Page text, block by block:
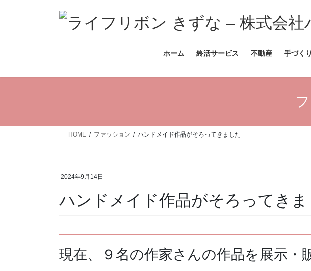
ス
ン
ホーム 終活サービス 不動産 手づく
HOME ファッション ハンドメイド作品がそろってきました
2024年9月14日
ハンドメイド作品がそろってきま
現在、９名の作家さんの作品を展示・